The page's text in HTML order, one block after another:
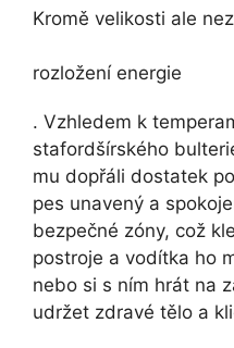
Kromě velikosti ale
rozložení energie
. Vzhledem k
stafordšírského
mu dopřáli dostatek
pes unavený a
bezpečné zóny, což
postroje a vodítka ho
nebo si s ním hrát na
udržet zdravé tělo a